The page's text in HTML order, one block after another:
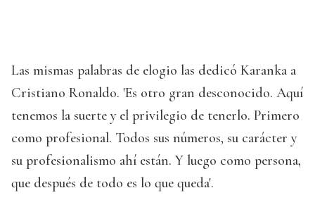
Las mismas palabras de elogio las dedicó Karanka a
Cristiano Ronaldo. 'Es otro gran desconocido. Aquí
tenemos la suerte y el privilegio de tenerlo. Primero
como profesional. Todos sus números, su carácter y
su profesionalismo ahí están. Y luego como persona,
que después de todo es lo que queda'.